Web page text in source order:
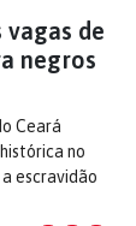
vagas de
negros
Ceará
no
escravidão